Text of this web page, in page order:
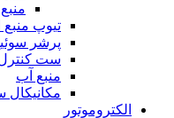
تیوپ منبع
پرشر
ست
منبع آب
مکانیکال
الکتروموتور